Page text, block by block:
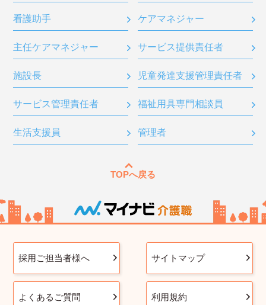
看護助手 ケアマネジャー
主任ケアマネジャー サービス提供責任者
施設長 児童発達支援管理責任者
サービス管理責任者 福祉用具専門相談員
生活支援員 管理者
TOPへ戻る
採用ご担当者様へ サイトマップ
よくあるご質問 利用規約